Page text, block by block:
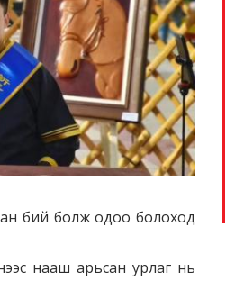
бий болж одоо болоход
нааш арьсан урлаг нь